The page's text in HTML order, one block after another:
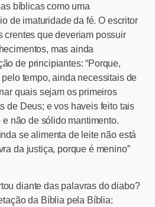
bíblicas como uma
de imaturidade da fé. O escritor
crentes que deveriam possuir
mas ainda
de principiantes: “Porque,
tempo, ainda necessitais de
quais sejam os primeiros
de Deus; e vos haveis feito tais
não de sólido mantimento.
se alimenta de leite não está
da justiça, porque é menino”
diante das palavras do diabo?
da Bíblia pela Bíblia: